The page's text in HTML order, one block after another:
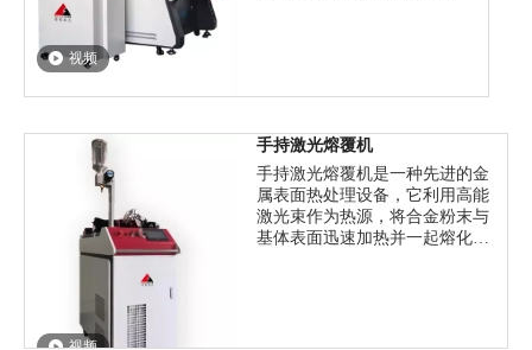
视频
头，熔覆头将激光束聚焦到工
熔化，并在极短的时间内快速
凝固，形成高强度、高硬度的
熔覆层。整个过程由控制系统
精确控制，确保熔覆层的质量
和精度。
视频
手持激光熔覆机
手持激光熔覆机是一种先进的金
属表面热处理设备，它利用高能
激光束作为热源，将合金粉末与
基体表面迅速加热并一起熔化、